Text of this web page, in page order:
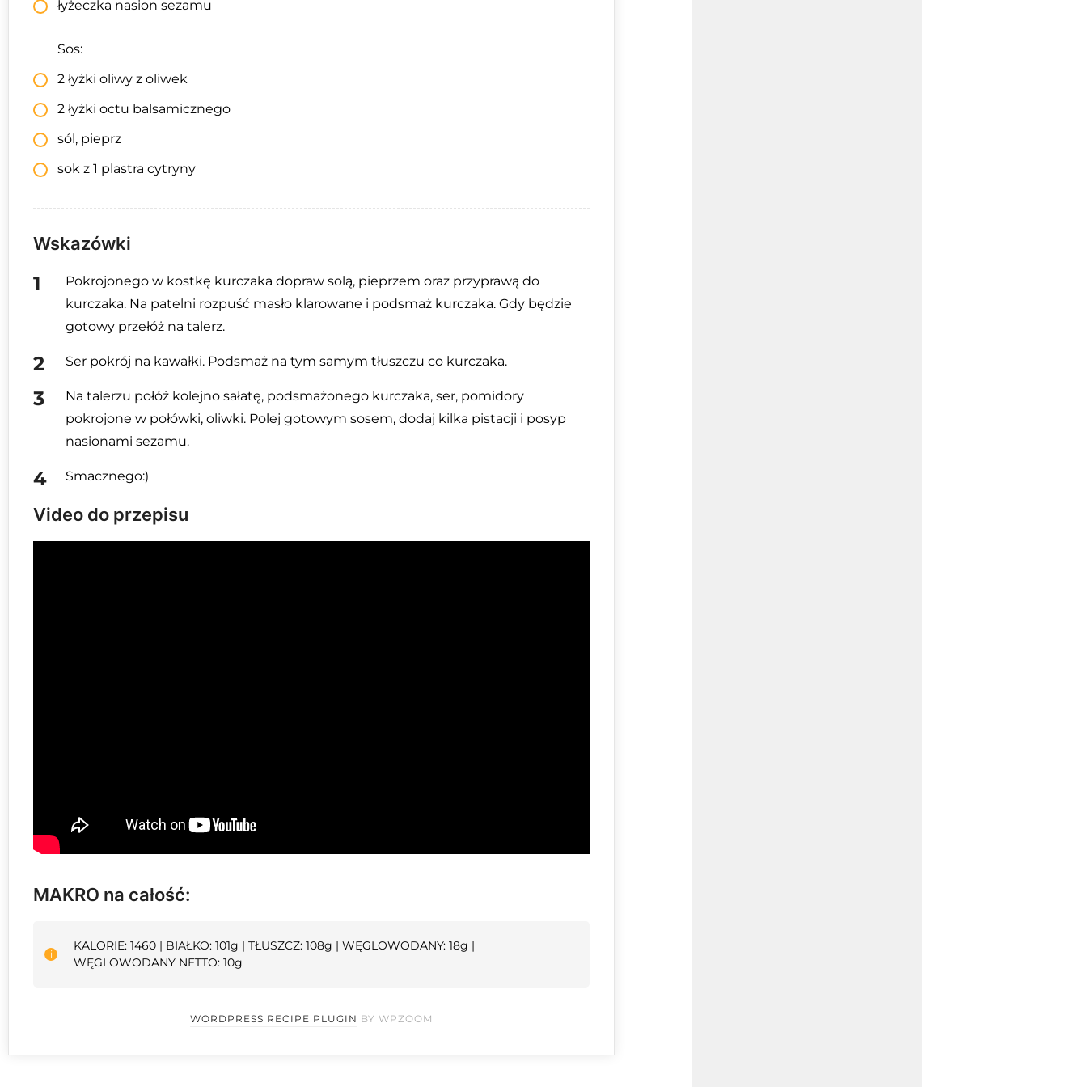
łyżeczka nasion sezamu
Sos:
2 łyżki oliwy z oliwek
2 łyżki octu balsamicznego
sól, pieprz
sok z 1 plastra cytryny
Wskazówki
Pokrojonego w kostkę kurczaka dopraw solą, pieprzem oraz przyprawą do
kurczaka. Na patelni rozpuść masło klarowane i podsmaż kurczaka. Gdy będzie
gotowy przełóż na talerz.
Ser pokrój na kawałki. Podsmaż na tym samym tłuszczu co kurczaka.
Na talerzu połóż kolejno sałatę, podsmażonego kurczaka, ser, pomidory
pokrojone w połówki, oliwki. Polej gotowym sosem, dodaj kilka pistacji i posyp
nasionami sezamu.
Smacznego:)
Video do przepisu
MAKRO na całość:
KALORIE: 1460 | BIAŁKO: 101g | TŁUSZCZ: 108g | WĘGLOWODANY: 18g |
WĘGLOWODANY NETTO: 10g
WORDPRESS RECIPE PLUGIN BY WPZOOM